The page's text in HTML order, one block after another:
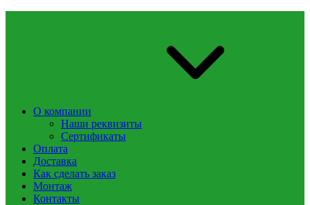
О компании
Наши реквизиты
Сертификаты
Оплата
Доставка
Как сделать заказ
Монтаж
Контакты